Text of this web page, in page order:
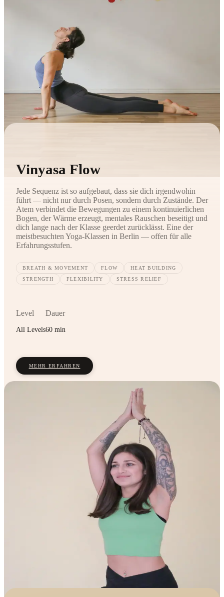
Vinyasa Flow
Jede Sequenz ist so aufgebaut, dass sie dich irgendwohin
führt — nicht nur durch Posen, sondern durch Zustände. Der
Atem verbindet die Bewegungen zu einem kontinuierlichen
Bogen, der Wärme erzeugt, mentales Rauschen beseitigt und
dich lange nach der Klasse geerdet zurücklässt. Eine der
meistbesuchten Yoga-Klassen in Berlin — offen für alle
Erfahrungsstufen.
BREATH & MOVEMENT FLOW HEAT BUILDING
STRENGTH FLEXIBILITY STRESS RELIEF
Level
All Levels
Dauer
60 min
MEHR ERFAHREN